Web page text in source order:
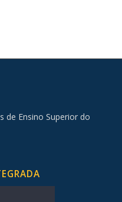
de Ensino Superior do